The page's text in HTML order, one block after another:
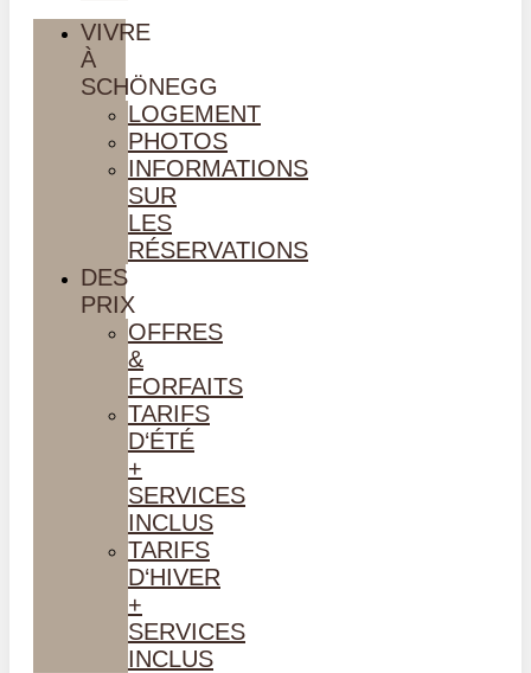
VIVRE
À
SCHÖNEGG
LOGEMENT
PHOTOS
INFORMATIONS
SUR
LES
RÉSERVATIONS
DES
PRIX
OFFRES
&
FORFAITS
TARIFS
D‘ÉTÉ
+
SERVICES
INCLUS
TARIFS
D‘HIVER
+
SERVICES
INCLUS